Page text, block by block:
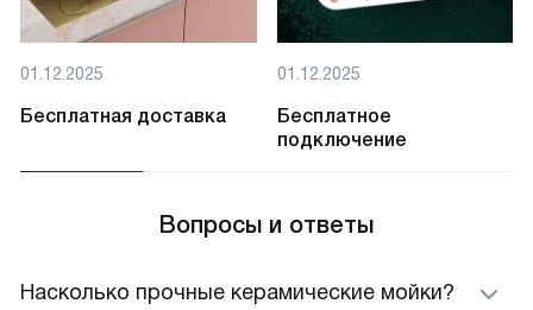
01.12.2025
Бесплатная доставка
01.12.2025
Бесплатное
подключение
Вопросы и ответы
Насколько прочные керамические мойки?